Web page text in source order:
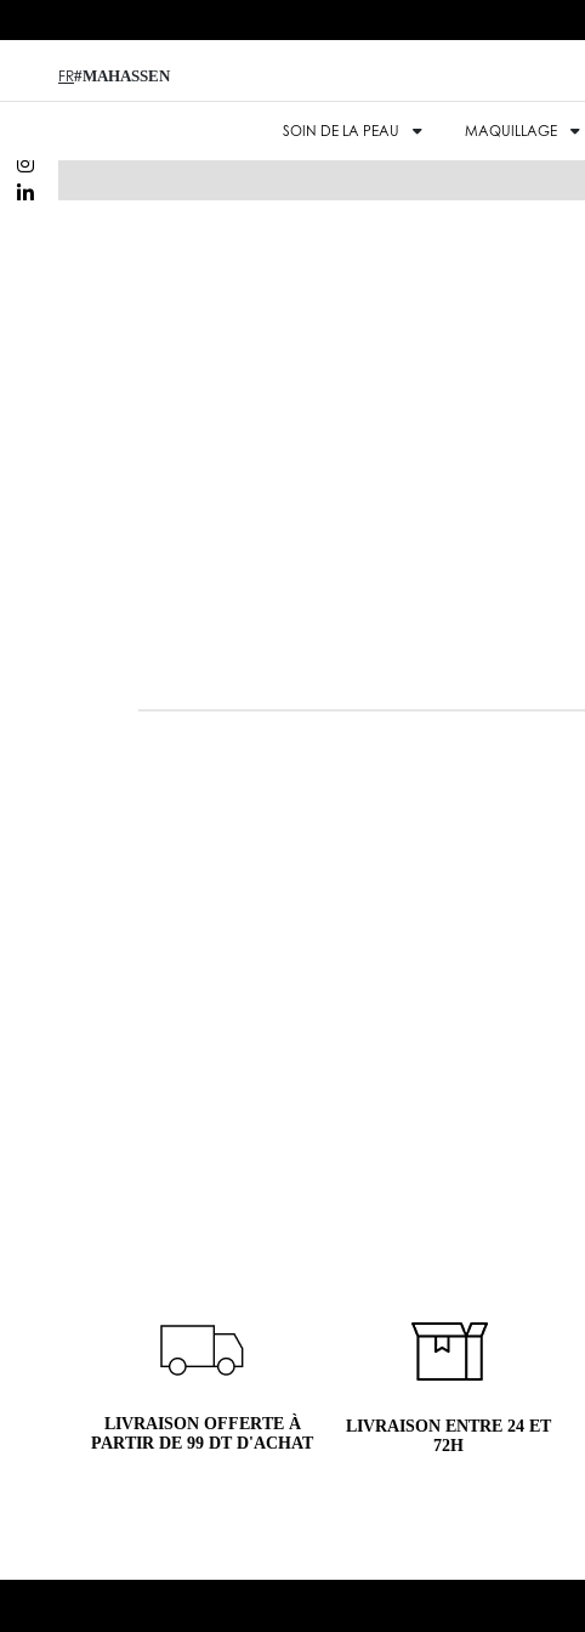
FR#MAHASSEN
SOIN DE LA PEAU MAQUILLAGE
LIVRAISON OFFERTE À
PARTIR DE 99 DT D'ACHAT
LIVRAISON ENTRE 24 ET
72H